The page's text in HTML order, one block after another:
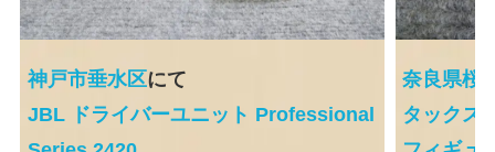
神戸市垂水区にて
JBL ドライバーユニット Professional
奈良県桜
タックス